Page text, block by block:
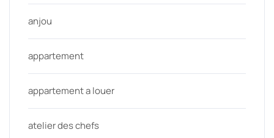
anjou
appartement
appartement a louer
atelier des chefs